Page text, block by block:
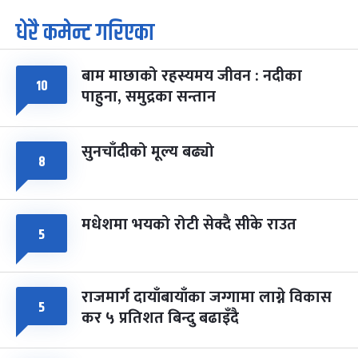
७
आइत
पूर्णिमा व्रत
चैत्र ७, २०८३-Mar 21, 2027
८ फागुपूर्णिमा
चैत्र ८, २०८३-Mar 22, 2027
७ महिना बाँकी
धेरै कमेन्ट गरिएका
१० बाम माछाको रहस्यमय जीवन : नदीका
पाहुना, समुद्रका सन्तान
८ सुनचाँदीको मूल्य बढ्यो
५ मधेशमा भयको रोटी सेक्दै सीके राउत
५ राजमार्ग दायाँबायाँका जग्गामा लाग्ने विकास
कर ५ प्रतिशत बिन्दु बढाइँदै